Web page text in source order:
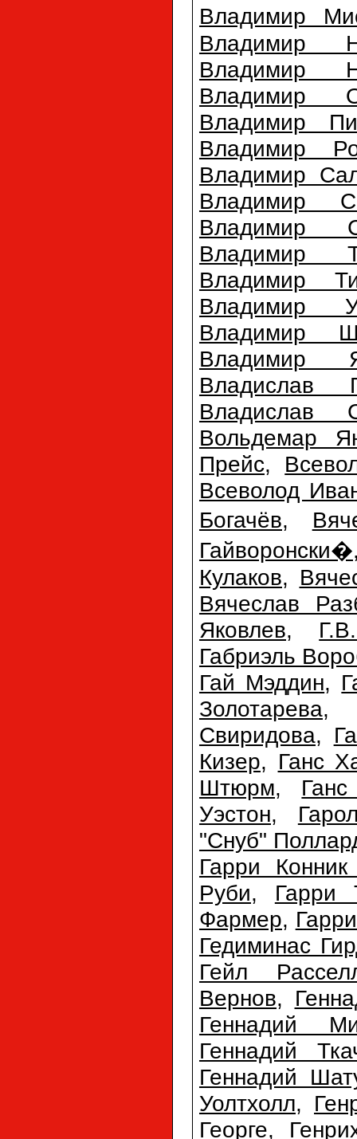
Владимир
Владимир
Владимир
Владимир
Владимир
Владимир
Владимир
Владимир
Владимир
Владимир
Владимир
Владимир
Владимир
Владимир
Владислав
Владислав
Вольдемар
Прейс,
Всеволод
Богачёв,
Гайворонски�
Кулаков,
Вячеслав
Яковлев,
Габриэль
Гай Мэддин,
Золотарева
Свиридова,
Кизер, Ганс
Штюрм,
Уэстон,
"Снуб"
Гарри
Руби, Гарри
Фармер,
Гедиминас
Гейл
Вернов,
Геннадий
Геннадий
Геннадий
Уолтхолл,
Георге,